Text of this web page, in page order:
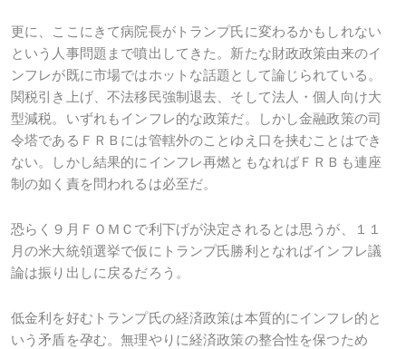
更に、ここにきて病院長がトランプ氏に変わるかもしれない
という人事問題まで噴出してきた。新たな財政政策由来のイ
ンフレが既に市場ではホットな話題として論じられている。
関税引き上げ、不法移民強制退去、そして法人・個人向け大
型減税。いずれもインフレ的な政策だ。しかし金融政策の司
令塔であるＦＲＢには管轄外のことゆえ口を挟むことはでき
ない。しかし結果的にインフレ再燃ともなればＦＲＢも連座
制の如く責を問われるは必至だ。
恐らく９月ＦＯＭＣで利下げが決定されるとは思うが、１１
月の米大統領選挙で仮にトランプ氏勝利となればインフレ議
論は振り出しに戻るだろう。
低金利を好むトランプ氏の経済政策は本質的にインフレ的と
いう矛盾を孕む。無理やりに経済政策の整合性を保つため